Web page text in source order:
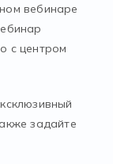
вебинаре
с центром
задайте